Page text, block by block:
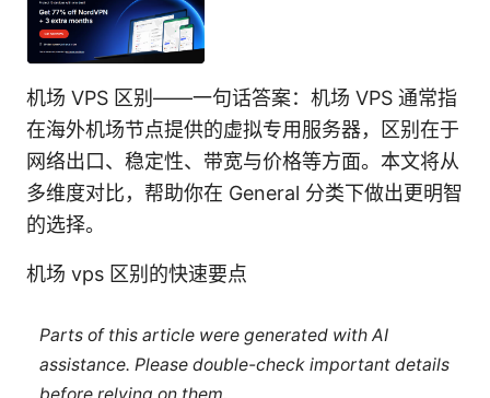
机场 VPS 区别——一句话答案：机场 VPS 通常指
在海外机场节点提供的虚拟专用服务器，区别在于
网络出口、稳定性、带宽与价格等方面。本文将从
多维度对比，帮助你在 General 分类下做出更明智
的选择。
机场 vps 区别的快速要点
Parts of this article were generated with AI
assistance. Please double-check important details